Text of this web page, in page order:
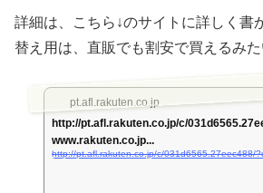
詳細は、こちら↓のサイトに詳しく書
替え用は、直販でも割安で買えるみた
pt.afl.rakuten.co.jp
http://pt.afl.rakuten.co.jp/c/
www.rakuten.co.jp...